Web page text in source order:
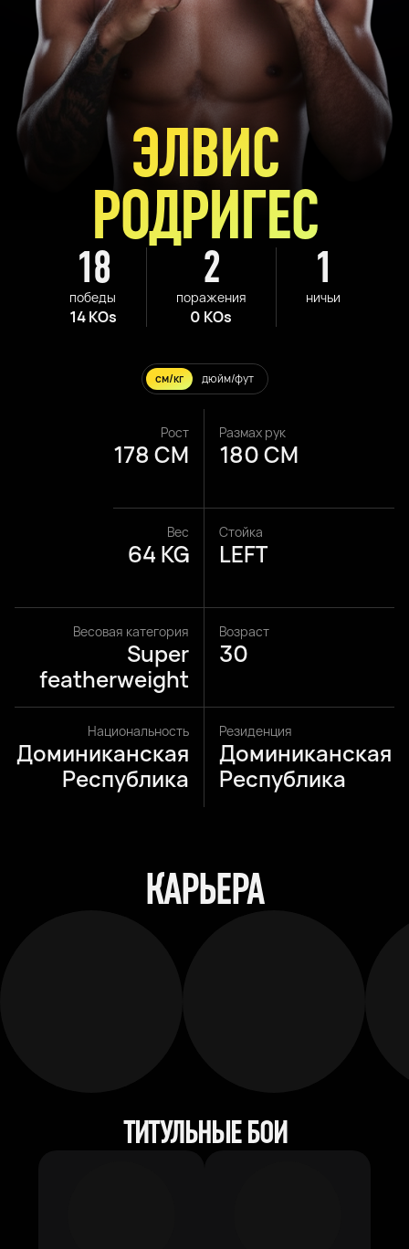
18
победы
14 KOs
2
поражения
0 KOs
1
ничьи
ЭЛВИС
РОДРИГЕС
см/кг дюйм/фут
Рост
178 CM
Размах рук
180 CM
Вес
64 KG
Стойка
LEFT
Весовая категория
Super
featherweight
Возраст
30
Национальность
Доминиканская
Республика
Резиденция
Доминиканская
Республика
КАРЬЕРА
ТИТУЛЬНЫЕ БОИ